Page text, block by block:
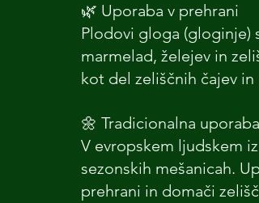
🌿 Uporaba v prehrani
Plodovi gloga (gloginje)
marmelad, želejev in
kot del zeliščnih čajev in
🌼 Tradicionalna uporaba
V evropskem ljudskem
sezonskih mešanicah.
prehrani in domači